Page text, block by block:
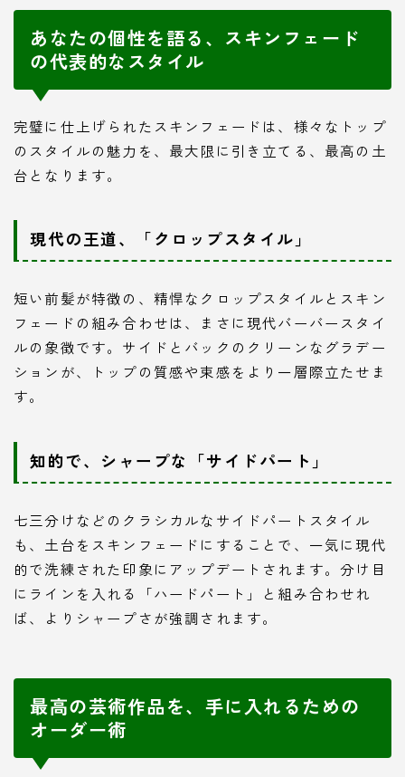
あなたの個性を語る、スキンフェード
の代表的なスタイル
完璧に仕上げられたスキンフェードは、様々なトップ
のスタイルの魅力を、最大限に引き立てる、最高の土
台となります。
現代の王道、「クロップスタイル」
短い前髪が特徴の、精悍なクロップスタイルとスキン
フェードの組み合わせは、まさに現代バーバースタイ
ルの象徴です。サイドとバックのクリーンなグラデー
ションが、トップの質感や束感をより一層際立たせま
す。
知的で、シャープな「サイドパート」
七三分けなどのクラシカルなサイドパートスタイル
も、土台をスキンフェードにすることで、一気に現代
的で洗練された印象にアップデートされます。分け目
にラインを入れる「ハードパート」と組み合わせれ
ば、よりシャープさが強調されます。
最高の芸術作品を、手に入れるための
オーダー術